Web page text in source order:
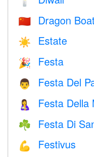
🇨🇳 Dragon
☀️ Estate
🎉 Festa
👨 Festa Del
🤱 Festa Della
☘️ Festa Di
💪 Festivus